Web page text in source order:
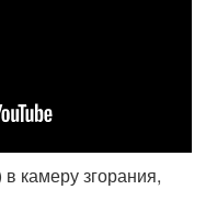
камеру згорания,